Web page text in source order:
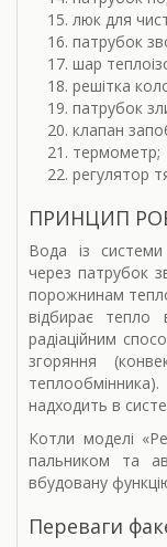
люк для
патрубок
шар
решітка
патрубок
клапан
термометр;
регулятор
ПРИНЦИП
Вода із
через патрубок
порожнинам
відбирає тепло
радіаційним
згоряння
надходить в
Котли моделі
пальником та
вбудовану
Переваги